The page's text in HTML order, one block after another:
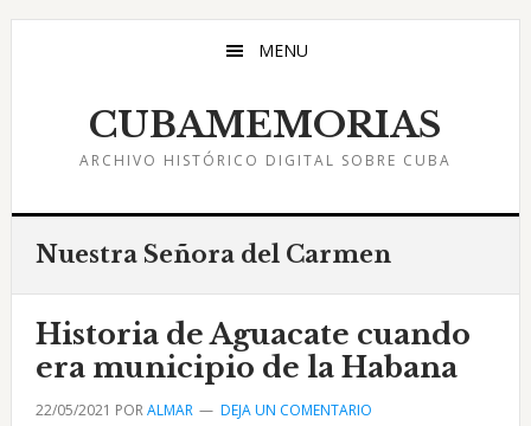
Saltar
Saltar
Saltar
MENU
CUBAMEMORIAS
ARCHIVO HISTÓRICO DIGITAL SOBRE CUBA
Nuestra Señora del Carmen
Historia de Aguacate cuando
era municipio de la Habana
22/05/2021 PORALMAR DEJA UN COMENTARIO